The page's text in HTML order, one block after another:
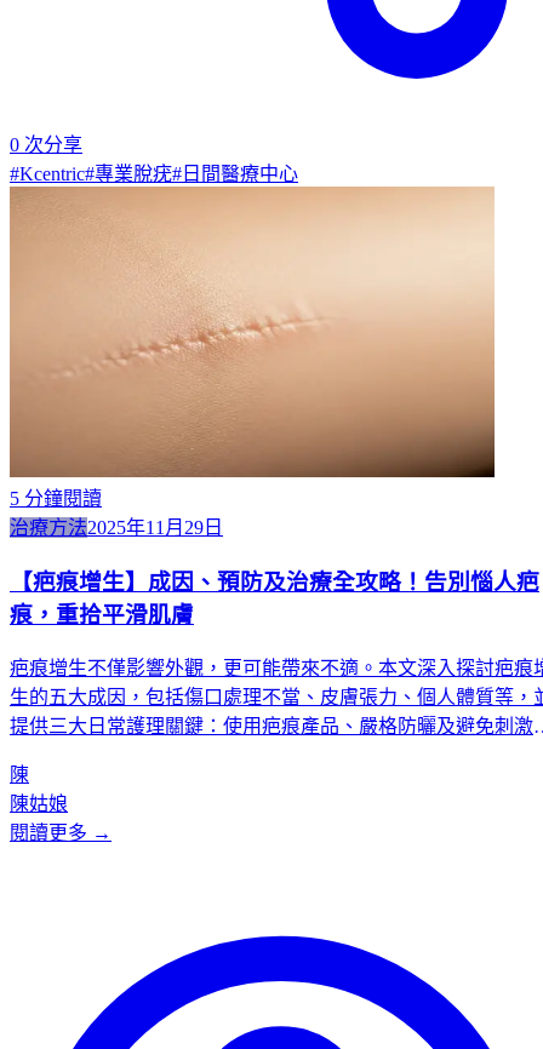
0 次分享
#Kcentric#專業脫疣# 日間醫療中心
5 分鐘閱讀
治療方法2025年11月29日
【疤痕增生】成因、預防及治療全攻略！告別惱人疤
痕，重拾平滑肌膚
疤痕增生不僅影響外觀，更可能帶來不適。本文深入探討疤痕
生的五大成因，包括傷口處理不當、皮膚張力、個人體質等，
提供三大日常護理關鍵：使用疤痕產品、嚴格防曬及避免刺激
菌手術室中，透過經驗豐富的醫療團隊進行脫疣、脫墨等治療
從源頭降低留疤風險，讓您安心重拾平滑肌膚。
陳
陳姑娘
閱讀更多 →